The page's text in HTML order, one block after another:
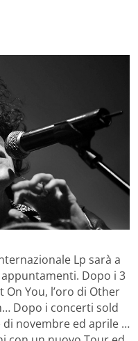
Lp sarà a
Dopo i 3
You, l’oro di Other
Dopo i concerti sold
novembre ed aprile …